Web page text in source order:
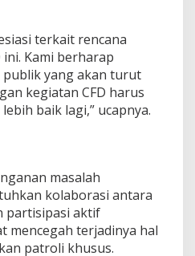
terkait rencana
ini. Kami berharap
publik yang akan turut
kegiatan CFD harus
baik lagi,” ucapnya.
masalah
kolaborasi antara
partisipasi aktif
mencegah terjadinya hal
patroli khusus.